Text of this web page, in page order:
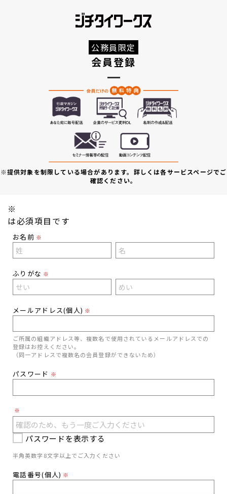
公務員限定
会員登録
※提供対象を制限している場合があります。詳しくは各サービスページでご
確認ください。
※
は必須項目です
お名前 ※
ふりがな ※
メールアドレス(個人) ※
ご所属の組織アドレス等、複数名で使用されているメールアドレスでの
登録はお控えください。
（同一アドレスで複数名の会員登録ができないため）
パスワード ※
※
パスワードを表示する
半角英数字8文字以上でご入力ください
電話番号(個人) ※